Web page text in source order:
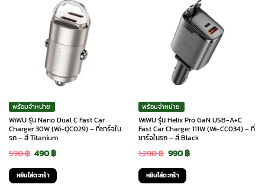
พร้อมจำหน่าย
WiWU รุ่น Nano Dual C Fast Car
Charger 30W (Wi-QC029) – ที่ชาร์จใน
รถ – สี Titanium
590฿ Original
price
was:
490฿Current
price
is:
หยิบใส่ตะกร้า
พร้อมจำหน่าย
WiWU รุ่น Helix Pro GaN USB-A+C
Fast Car Charger 111W (Wi-CC034) – ที่
ชาร์จในรถ – สี Black
1,290฿ Original
price
was:
990฿Current
หยิบใส่ตะกร้า